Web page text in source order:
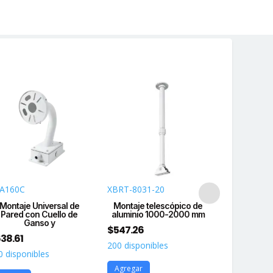
Montaje Universal de
Pared con Cuello de
Ganso y
disponibles
XBRT-8031-20
Montaje telescópico de
aluminio 1000-2000 mm
$547.26
200 disponibles
Agregar